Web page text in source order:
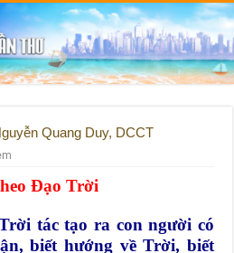
Quang Duy, DCCT
Đạo Trời
tác tạo ra con người có
biết hướng về Trời, biết